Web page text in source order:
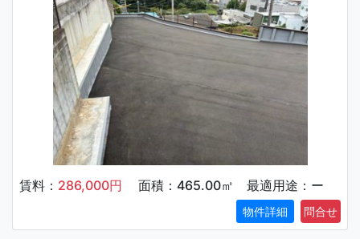
賃料： 286,000円 面積：465.00㎡ 最適用途：ー
物件詳細